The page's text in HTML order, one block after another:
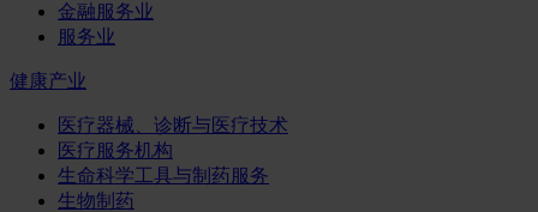
金融服务业
服务业
健康产业
医疗器械、诊断与医疗技术
医疗服务机构
生命科学工具与制药服务
生物制药